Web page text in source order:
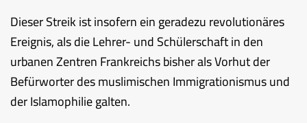
Dieser Streik ist insofern ein geradezu revolutionäres
Ereignis, als die Lehrer- und Schülerschaft in den
urbanen Zentren Frankreichs bisher als Vorhut der
Befürworter des muslimischen Immigrationismus und
der Islamophilie galten.